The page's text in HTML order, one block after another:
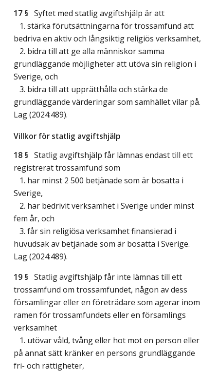
17 § Syftet med statlig avgiftshjälp är att
1. stärka förutsättningarna för trossamfund att
bedriva en aktiv och långsiktig religiös verksamhet,
2. bidra till att ge alla människor samma
grundläggande möjligheter att utöva sin religion i
Sverige, och
3. bidra till att upprätthålla och stärka de
grundläggande värderingar som samhället vilar på.
Lag (2024:489).
Villkor för statlig avgiftshjälp
18 § Statlig avgiftshjälp får lämnas endast till ett
registrerat trossamfund som
1. har minst 2 500 betjänade som är bosatta i
Sverige,
2. har bedrivit verksamhet i Sverige under minst
fem år, och
3. får sin religiösa verksamhet finansierad i
huvudsak av betjänade som är bosatta i Sverige.
Lag (2024:489).
19 § Statlig avgiftshjälp får inte lämnas till ett
trossamfund om trossamfundet, någon av dess
församlingar eller en företrädare som agerar inom
ramen för trossamfundets eller en församlings
verksamhet
1. utövar våld, tvång eller hot mot en person eller
på annat sätt kränker en persons grundläggande
fri- och rättigheter,